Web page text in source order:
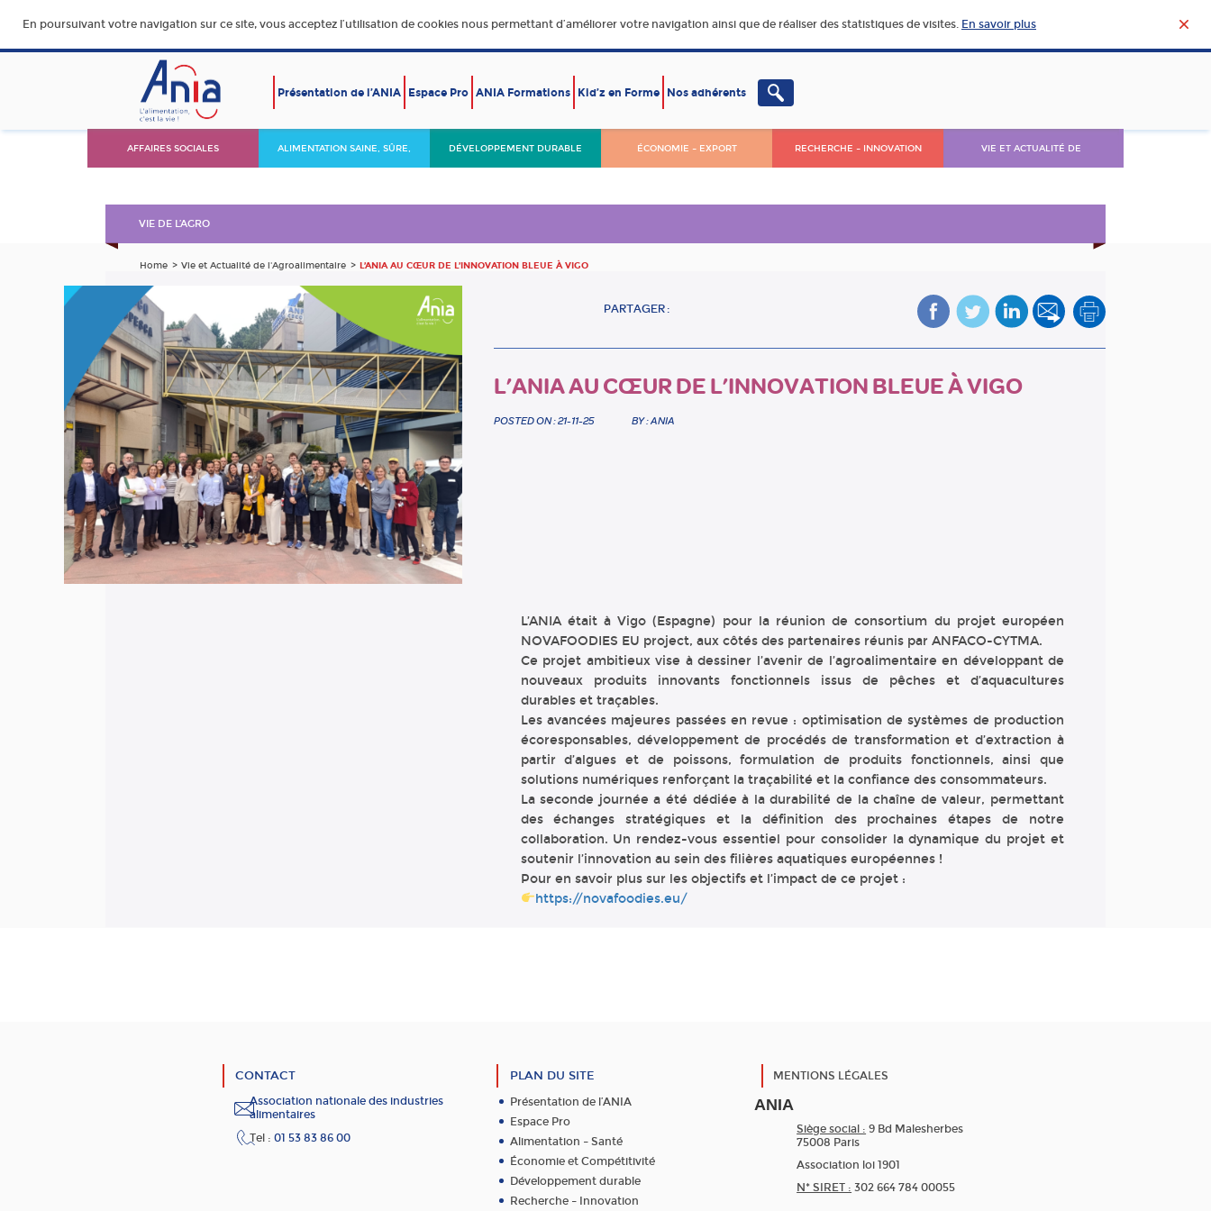
En poursuivant votre navigation sur ce site, vous acceptez l’utilisation de cookies nous permettant d’améliorer votre navigation ainsi que de réaliser des statistiques de visites. En savoir plus
Présentation de l’ANIA Espace Pro ANIA Formations Kid’z en Forme Nos adhérents
AFFAIRES SOCIALES ALIMENTATION SAINE, SÛRE, DÉVELOPPEMENT DURABLE ÉCONOMIE – EXPORT RECHERCHE – INNOVATION VIE ET ACTUALITÉ DE
VIE DE L’AGRO
Home Vie et Actualité de l'Agroalimentaire L’ANIA AU CŒUR DE L’INNOVATION BLEUE À VIGO
PARTAGER :
L’ANIA AU CŒUR DE L’INNOVATION BLEUE À VIGO
POSTED ON : 21-11-25 BY : ANIA
L’ANIA était à Vigo (Espagne) pour la réunion de consortium du projet européen
NOVAFOODIES EU project, aux côtés des partenaires réunis par ANFACO-CYTMA.
Ce projet ambitieux vise à dessiner l’avenir de l’agroalimentaire en développant de
nouveaux produits innovants fonctionnels issus de pêches et d’aquacultures
durables et traçables.
Les avancées majeures passées en revue : optimisation de systèmes de production
écoresponsables, développement de procédés de transformation et d’extraction à
partir d’algues et de poissons, formulation de produits fonctionnels, ainsi que
solutions numériques renforçant la traçabilité et la confiance des consommateurs.
La seconde journée a été dédiée à la durabilité de la chaîne de valeur, permettant
des échanges stratégiques et la définition des prochaines étapes de notre
collaboration. Un rendez-vous essentiel pour consolider la dynamique du projet et
soutenir l’innovation au sein des filières aquatiques européennes !
Pour en savoir plus sur les objectifs et l’impact de ce projet :
https://novafoodies.eu/
CONTACT
Association nationale des industries
alimentaires
Tel : 01 53 83 86 00
PLAN DU SITE
Présentation de l’ANIA
Espace Pro
Alimentation – Santé
Économie et Compétitivité
Développement durable
Recherche – Innovation
MENTIONS LÉGALES
ANIA
Siège social : 9 Bd Malesherbes
75008 Paris
Association loi 1901
N* SIRET : 302 664 784 00055